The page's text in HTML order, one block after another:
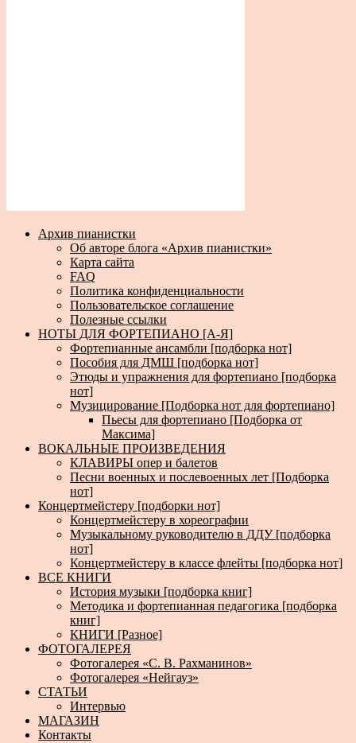
Архив пианистки
Об авторе блога «Архив пианистки»
Карта сайта
FAQ
Политика конфиденциальности
Пользовательское соглашение
Полезные ссылки
НОТЫ ДЛЯ ФОРТЕПИАНО [А-Я]
Фортепианные ансамбли [подборка нот]
Пособия для ДМШ [подборка нот]
Этюды и упражнения для фортепиано [подборка
нот]
Музицирование [Подборка нот для фортепиано]
Пьесы для фортепиано [Подборка от
Максима]
ВОКАЛЬНЫЕ ПРОИЗВЕДЕНИЯ
КЛАВИРЫ опер и балетов
Песни военных и послевоенных лет [Подборка
нот]
Концертмейстеру [подборки нот]
Концертмейстеру в хореографии
Музыкальному руководителю в ДДУ [подборка
нот]
Концертмейстеру в классе флейты [подборка нот]
ВСЕ КНИГИ
История музыки [подборка книг]
Методика и фортепианная педагогика [подборка
книг]
КНИГИ [Разное]
ФОТОГАЛЕРЕЯ
Фотогалерея «С. В. Рахманинов»
Фотогалерея «Нейгауз»
СТАТЬИ
Интервью
МАГАЗИН
Контакты